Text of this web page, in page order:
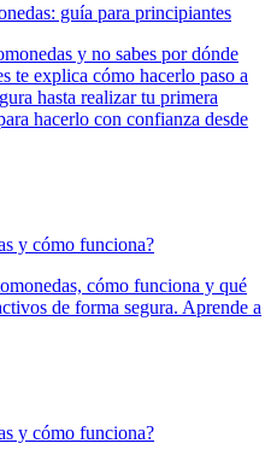
guía para principiantes
y no sabes por dónde
te explica cómo hacerlo paso a
hasta realizar tu primera
hacerlo con confianza desde
y cómo funciona?
cómo funciona y qué
de forma segura. Aprende a
y cómo funciona?